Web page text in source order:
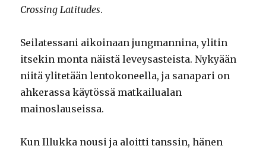
Crossing Latitudes.
Seilatessani aikoinaan jungmannina, ylitin
itsekin monta näistä leveysasteista. Nykyään
niitä ylitetään lentokoneella, ja sanapari on
ahkerassa käytössä matkailualan
mainoslauseissa.
Kun Illukka nousi ja aloitti tanssin, hänen